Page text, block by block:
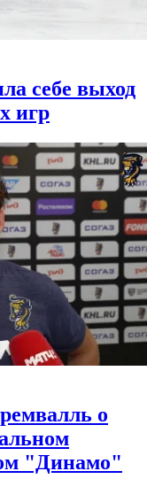
себе выход
игр
о
"Динамо"